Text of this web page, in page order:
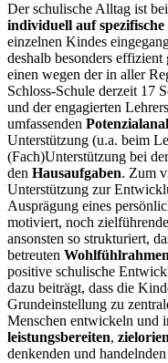
Der schulische Alltag ist
individuell auf
einzelnen Kindes
deshalb besonders
einen wegen der in aller
Schloss-Schule derzeit 17
und der engagierten
umfassenden
Unterstützung (u.a. beim
(Fach)Unterstützung bei
den Hausaufgaben. Zum
Unterstützung zur
Ausprägung eines
motiviert, noch
ansonsten so strukturiert,
betreuten
positive schulische
dazu beiträgt, dass die
Grundeinstellung zu
Menschen entwickeln und
leistungsbereiten,
denkenden und